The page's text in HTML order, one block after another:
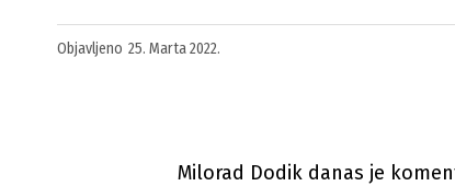
Objavljeno 25. Marta 2022.
Milorad Dodik danas je